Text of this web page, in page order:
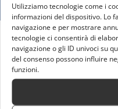
Utilizziamo tecnologie come i
informazioni del dispositivo. Lo
navigazione e per mostrare
tecnologie ci consentirà di
navigazione o gli ID univoci su
del consenso possono influire
funzioni.
Home
Milan Primavera vs
informazioni sulla